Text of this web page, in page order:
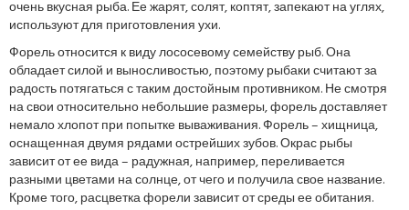
очень вкусная рыба. Ее жарят, солят, коптят, запекают на углях,
используют для приготовления ухи.
Форель относится к виду лососевому семейству рыб. Она
обладает силой и выносливостью, поэтому рыбаки считают за
радость потягаться с таким достойным противником. Не смотря
на свои относительно небольшие размеры, форель доставляет
немало хлопот при попытке вываживания. Форель – хищница,
оснащенная двумя рядами острейших зубов. Окрас рыбы
зависит от ее вида – радужная, например, переливается
разными цветами на солнце, от чего и получила свое название.
Кроме того, расцветка форели зависит от среды ее обитания.